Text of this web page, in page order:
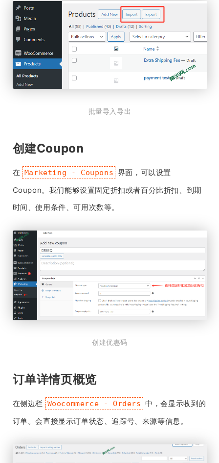
批量导入导出
创建Coupon
在 Marketing - Coupons 界面，可以设置
Coupon。我们能够设置固定折扣或者百分比折扣、到期
时间、使用条件、可用次数等。
创建优惠码
订单详情页概览
在侧边栏 Woocommerce - Orders 中，会显示收到的
订单。会直接显示订单状态、追踪号、来源等信息。